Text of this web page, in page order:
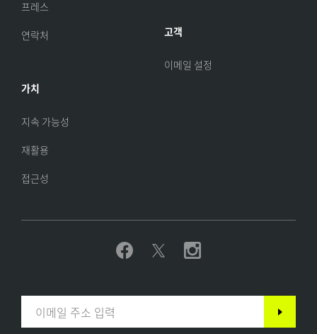
프레스
연락처
가치
지속 가능성
재활용
접근성
고객
이메일 설정